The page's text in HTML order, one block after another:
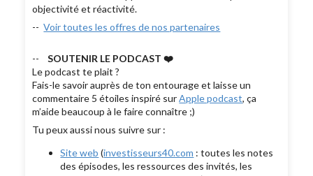
objectivité et réactivité.
--Voir toutes les offres de nos partenaires
--SOUTENIR LE PODCAST ❤️
Le podcast te plait ?
Fais-le savoir auprès de ton entourage et laisse un
commentaire 5 étoiles inspiré surApple podcast, ça
m’aide beaucoup à le faire connaître ;)
Tu peux aussi nous suivre sur :
Site web (investisseurs40.com : toutes les notes
des épisodes, les ressources des invités, les